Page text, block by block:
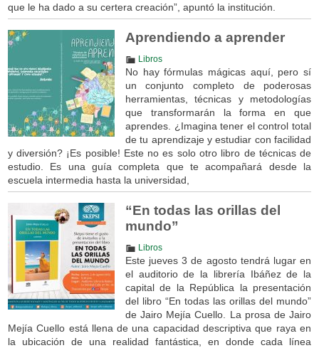
que le ha dado a su certera creación”, apuntó la institución.
Aprendiendo a aprender
Libros
No hay fórmulas mágicas aquí, pero sí
un conjunto completo de poderosas
herramientas, técnicas y metodologías
que transformarán la forma en que
aprendes. ¿Imagina tener el control total
de tu aprendizaje y estudiar con facilidad
y diversión? ¡Es posible! Este no es solo otro libro de técnicas de
estudio. Es una guía completa que te acompañará desde la
escuela intermedia hasta la universidad,
“En todas las orillas del
mundo”
Libros
Este jueves 3 de agosto tendrá lugar en
el auditorio de la librería Ibáñez de la
capital de la República la presentación
del libro “En todas las orillas del mundo”
de Jairo Mejía Cuello. La prosa de Jairo
Mejía Cuello está llena de una capacidad descriptiva que raya en
la ubicación de una realidad fantástica, en donde cada línea